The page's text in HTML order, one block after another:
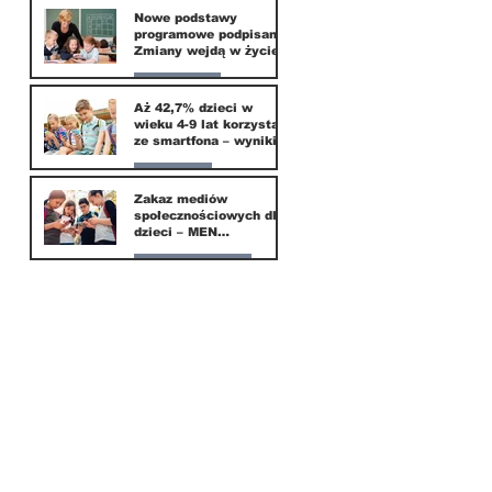
20 mar
Nowe podstawy
programowe podpisane.
Zmiany wejdą w życie
Edukacja
16 mar
Aż 42,7% dzieci w
wieku 4-9 lat korzysta
ze smartfona – wyniki
Instytutu Mediów
Parents
1 mar
Zakaz mediów
społecznościowych dla
dzieci – MEN
ustawy